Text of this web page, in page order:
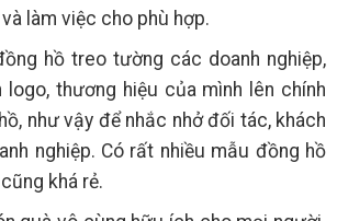
làm việc cho phù hợp.
hồ treo tường các doanh nghiệp,
thương hiệu của mình lên chính
như vậy để nhắc nhở đối tác, khách
nghiệp. Có rất nhiều mẫu đồng hồ
khá rẻ.